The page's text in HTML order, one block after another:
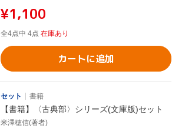
¥1,100
全4点中 4点 在庫あり
カートに追加
セット 書籍
【書籍】〈古典部〉シリーズ(文庫版)セット
米澤穂信(著者)